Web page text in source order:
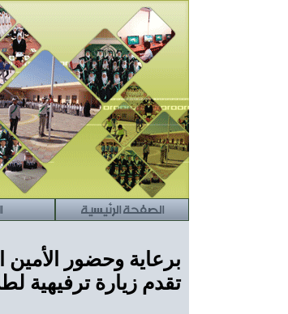
الصفحة الرئيسية
برعاية وحضور الأمين
تقدم زيارة ترفيهية